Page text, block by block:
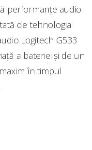
performanțe audio
de tehnologia
Logitech G533
a bateriei și de un
în timpul